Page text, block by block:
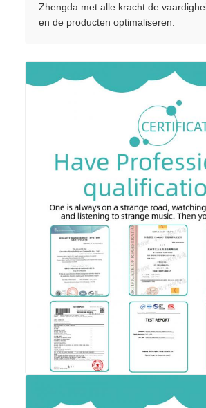
Zhengda met alle kracht de
en de producten optimaliseren.